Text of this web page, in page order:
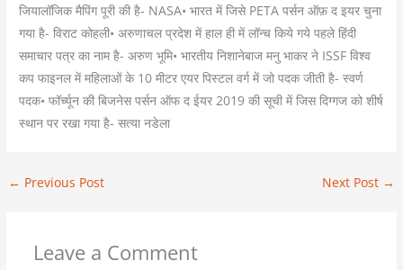
जियालॉजिक मैपिंग पूरी की है- NASA• भारत में जिसे PETA पर्सन ऑफ़ द इयर चुना
गया है- विराट कोहली• अरुणाचल प्रदेश में हाल ही में लॉन्च किये गये पहले हिंदी
समाचार पत्र का नाम है- अरुण भूमि• भारतीय निशानेबाज मनु भाकर ने ISSF विश्व
कप फाइनल में महिलाओं के 10 मीटर एयर पिस्टल वर्ग में जो पदक जीती है- स्वर्ण
पदक• फॉर्च्यून की बिजनेस पर्सन ऑफ द ईयर 2019 की सूची में जिस दिग्गज को शीर्ष
स्थान पर रखा गया है- सत्या नडेला
← Previous Post Next Post →
Leave a Comment